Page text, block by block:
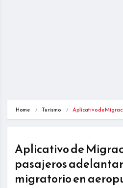
Home Turismo Aplicativo de
Aplicativo de
pasajeros
migratorio en